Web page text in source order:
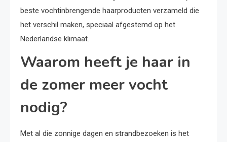
beste vochtinbrengende haarproducten verzameld die
het verschil maken, speciaal afgestemd op het
Nederlandse klimaat.
Waarom heeft je haar in
de zomer meer vocht
nodig?
Met al die zonnige dagen en strandbezoeken is het